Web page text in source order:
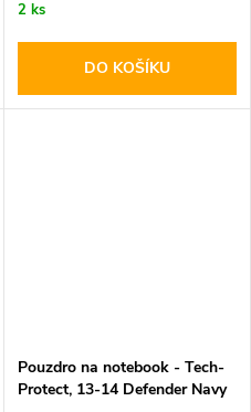
2 ks
DO KOŠÍKU
Pouzdro na notebook - Tech-
Protect, 13-14 Defender Navy